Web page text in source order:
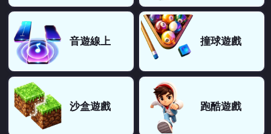
音遊線上 撞球遊戲
沙盒遊戲 跑酷遊戲